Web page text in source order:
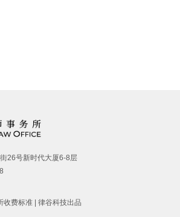
26号新时代大厦6-8层
收费标准 | 律谷科技出品